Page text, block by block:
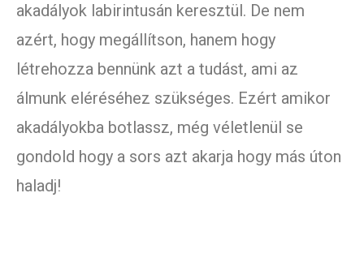
akadályok labirintusán keresztül. De nem
azért, hogy megállítson, hanem hogy
létrehozza bennünk azt a tudást, ami az
álmunk eléréséhez szükséges. Ezért amikor
akadályokba botlassz, még véletlenül se
gondold hogy a sors azt akarja hogy más úton
haladj!